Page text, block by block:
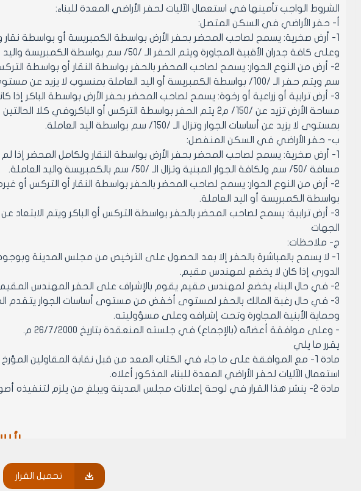
الشروط الواجب تأمينها في استعمال الآليات لحفر الأراضي المعدة للبناء:
‌أ- حفر الأراضي في السكن المتصل:
وعلى كافة جدران الأقبية المجاورة ويتم الحفر الـ /50/ سم بواسطة الكمبريسة واليد العاملة وبمستوى لا يزيد عن أساسات الجوار.
سم ويتم حفر الـ /100/ بواسطة الكمبريسة أو اليد العاملة بمنسوب لا يزيد عن مستوى أساسات الجوار.
بمستوى لا يزيد عن أساسات الجوار وتزال الـ /150/ سم بواسطة اليد العاملة.
‌ب- حفر الأراضي في السكن المنفصل:
1- أرض صخرية: يسمح لصاحب المحضر بحفر الأرض بواسطة النقار ولكامل المحضر
مسافة /50/ سم ولكافة الجوار المبنية وتزال الـ /50/ سم بالكمبريسة واليد العاملة.
بواسطة الكمبريسة أو اليد العاملة.
3- أرض ترابية: يسمح لصاحب المحضر بالحفر بواسطة التركس أو الباكر ويتم الابتعاد
الجهات
‌ج- ملاحظات:
1- لا يسمح بالمباشرة بالحفر إلا بعد الحصول على الترخيص من مجلس المدينة
الدوري إذا كان لا يخضع لمهندس مقيم.
2- في حال البناء يخضع لمهندس مقيم يقوم بالإشراف على الحفر المهندس المقيم وفق توجيهات مهندس الإشراف الدوري.
3- في حال رغبة المالك بالحفر لمستوى أخفض من مستوى أساسات الجوار يتقدم
وحماية الأبنية المجاورة وتحت إشرافه وعلى مسؤوليته.
- وعلى موافقة أعضائه (بالإجماع) في جلسته المنعقدة بتاريخ 26/7/2000 م.
يقرر ما يلي
استعمال الآليات لحفر الأراضي المعدة للبناء المذكور أعلاه.
مادة 2- ينشر هذا القرار في لوحة إعلانات مجلس المدينة ويبلغ من يلزم لتنفيذه أصولاً.
تحميل القرار